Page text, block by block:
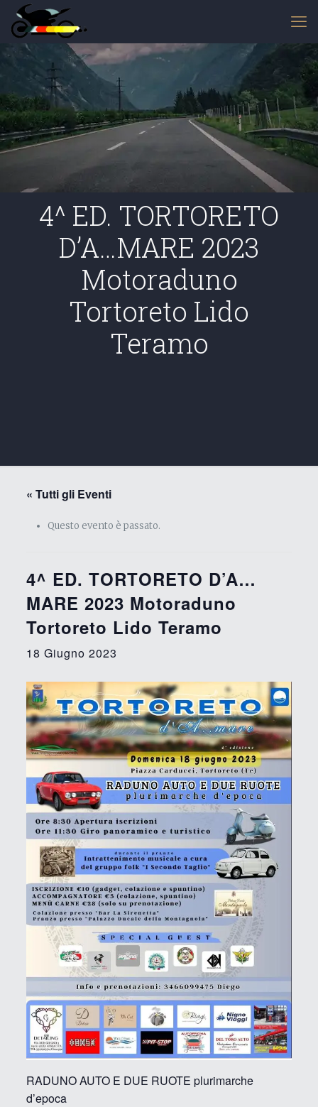
4^ ED. TORTORETO
D’A…MARE 2023
Motoraduno
Tortoreto Lido
Teramo
« Tutti gli Eventi
Questo evento è passato.
4^ ED. TORTORETO D’A…
MARE 2023 Motoraduno
Tortoreto Lido Teramo
18 Giugno 2023
RADUNO AUTO E DUE RUOTE plurimarche
d’epoca